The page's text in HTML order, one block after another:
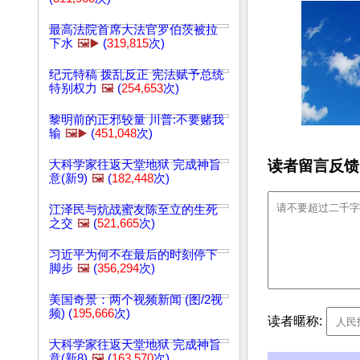
最高法院首席大法官罗伯茨被拉
下水 🖼️▶️ (319,815次)
纪元特稿 拨乱反正 宪法赋予总统
特别权力 🖼️ (254,653次)
黎明前的正邪较量 川普:不要赌我
输 🖼️▶️ (451,048次)
大科学家往返天堂地狱 完成神旨
意(新9) 🖼️ (182,448次)
江泽民与炕战蜜友陈至立的生死
之交 🖼️ (521,665次)
习近平为何不在最后的时刻停下
脚步 🖼️ (356,294次)
美国奇景：两个视频新闻 (图/2视
频) (195,666次)
大科学家往返天堂地狱 完成神旨
读者留言反
读者暱称: